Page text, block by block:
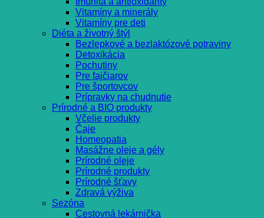
Vitamíny a minerály
Vitamíny pre deti
Diéta a životný štýl
Bezlepkové a bezlaktózové potraviny
Detoxikácia
Pochutiny
Pre fajčiarov
Pre športovcov
Prípravky na chudnutie
Prírodné a BIO produkty
Včelie produkty
Čaje
Homeopatia
Masážne oleje a gély
Prírodné oleje
Prírodné produkty
Prírodné šťavy
Zdravá výživa
Sezóna
Cestovná lekárnička